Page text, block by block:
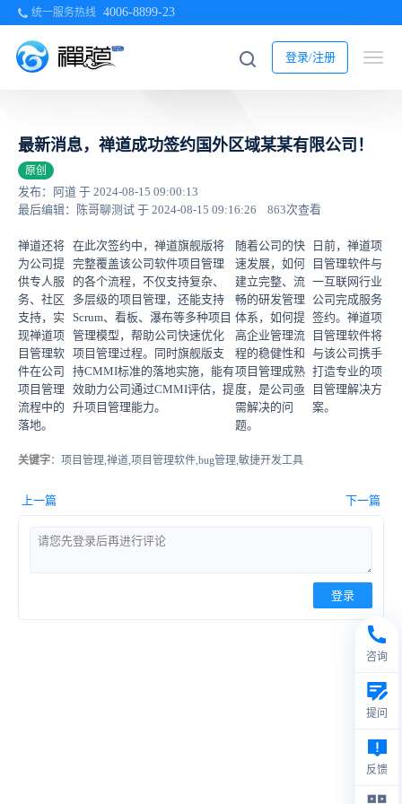
统一服务热线 4006-8899-23
登录/注册
最新消息，禅道成功签约国外区域某某有限公司！
原创
发布：阿道 于 2024-08-15 09:00:13
最后编辑：陈哥聊测试 于 2024-08-15 09:16:26
863次查看
日前，禅道项
目管理软件与
一互联网行业
公司完成服务
签约。禅道项
目管理软件将
与该公司携手
打造专业的项
目管理解决方
案。
随着公司的快
速发展，如何
建立完整、流
畅的研发管理
体系，如何提
高企业管理流
程的稳健性和
项目管理成熟
度，是公司亟
需解决的问
题。
在此次签约中，禅道旗舰版将
完整覆盖该公司软件项目管理
的各个流程，不仅支持复杂、
多层级的项目管理，还能支持
Scrum、看板、瀑布等多种项目
管理模型，帮助公司快速优化
项目管理过程。同时旗舰版支
持CMMI标准的落地实施，能有
效助力公司通过CMMI评估，提
升项目管理能力。
禅道还将
为公司提
供专人服
务、社区
支持，实
现禅道项
目管理软
件在公司
项目管理
流程中的
落地。
关键字：项目管理,禅道,项目管理软件,bug管理,敏捷开发工具
上一篇 下一篇
登录
咨询
提问
反馈